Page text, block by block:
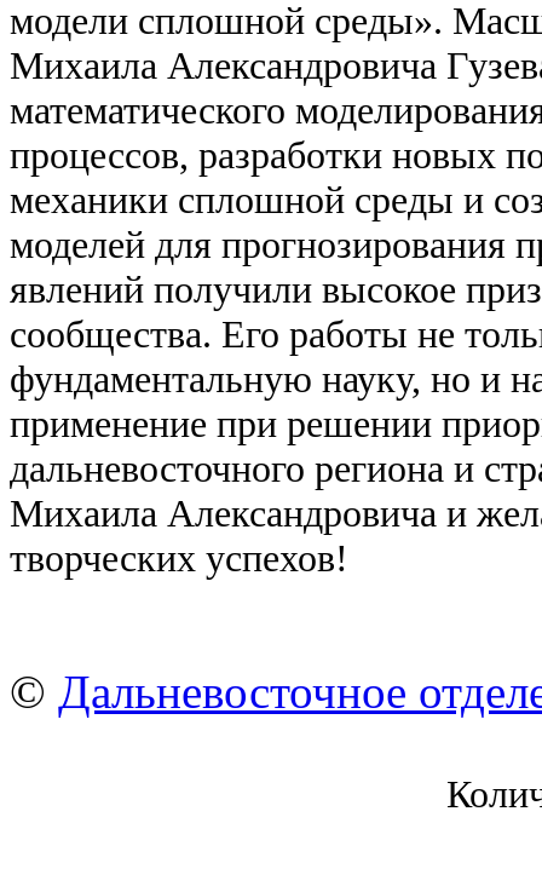
модели сплошной среды».
Михаила Александровича
математического
процессов, разработки новых
механики сплошной среды и
моделей для прогнозирования
явлений получили высокое
сообщества. Его работы не
фундаментальную науку, но и
применение при решении
дальневосточного региона и
Михаила Александровича и
творческих успехов!
© Дальневосточное